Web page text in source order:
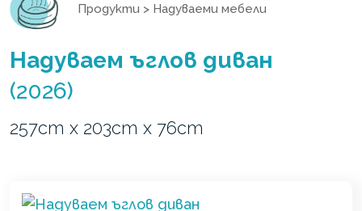
Продукти > Надуваеми мебели
Надуваем ъглов диван
(2026)
257cm x 203cm x 76cm